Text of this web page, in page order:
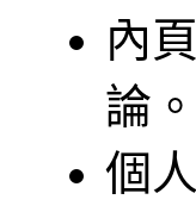
內
論。
個